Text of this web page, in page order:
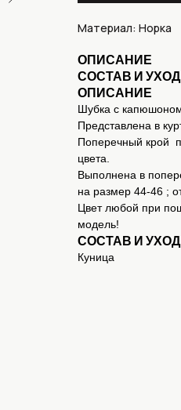
Материал: Норка
ОПИСАНИЕ
СОСТАВ И УХОД
ОПИСАНИЕ
Шубка с
Представлена в
Поперечный крой
цвета.
Выполнена в
на размер 44-46 ;
Цвет любой при
модель!
СОСТАВ И УХОД
Куница